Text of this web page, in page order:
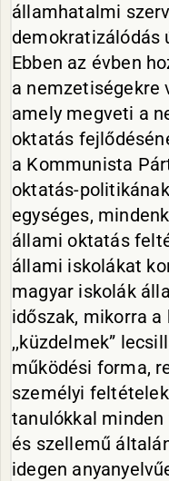
államhatalmi
demokratizálódás
Ebben az évben
a nemzetiségekre
amely megveti a
oktatás
a Kommunista
oktatás-
egységes,
állami oktatás
állami iskolákat
magyar iskolák
időszak, mikorra
,,küzdelmek”
működési forma,
személyi
tanulókkal
és szellemű
idegen